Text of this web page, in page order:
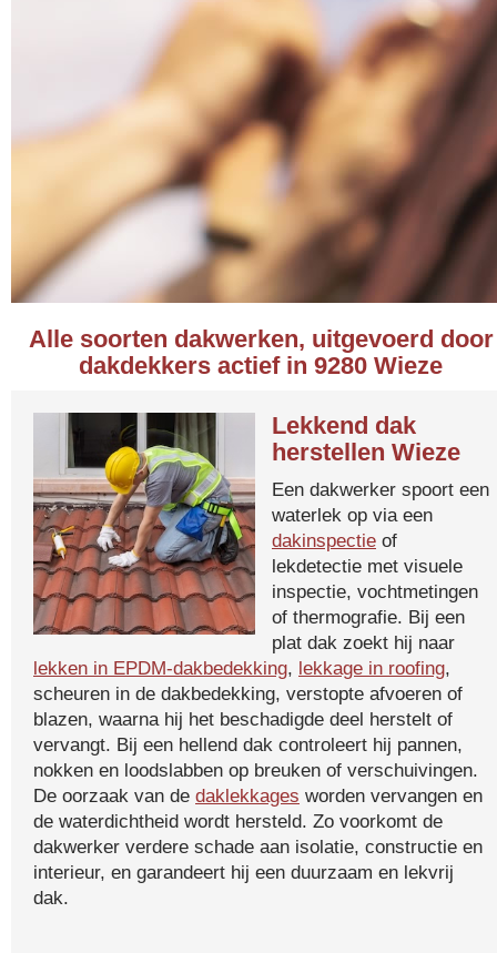
Alle soorten dakwerken, uitgevoerd door
dakdekkers actief in 9280 Wieze
Lekkend dak
herstellen Wieze
Een dakwerker spoort een
waterlek op via een
dakinspectie of
lekdetectie met visuele
inspectie, vochtmetingen
of thermografie. Bij een
plat dak zoekt hij naar
lekken in EPDM-dakbedekking, lekkage in roofing,
scheuren in de dakbedekking, verstopte afvoeren of
blazen, waarna hij het beschadigde deel herstelt of
vervangt. Bij een hellend dak controleert hij pannen,
nokken en loodslabben op breuken of verschuivingen.
De oorzaak van de daklekkages worden vervangen en
de waterdichtheid wordt hersteld. Zo voorkomt de
dakwerker verdere schade aan isolatie, constructie en
interieur, en garandeert hij een duurzaam en lekvrij
dak.